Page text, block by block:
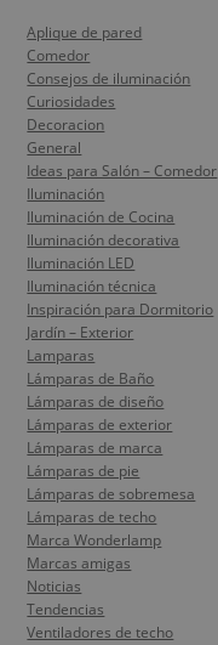
Aplique de pared
Comedor
Consejos de iluminación
Curiosidades
Decoracion
General
Ideas para Salón – Comedor
Iluminación
Iluminación de Cocina
Iluminación decorativa
Iluminación LED
Iluminación técnica
Inspiración para Dormitorio
Jardín – Exterior
Lamparas
Lámparas de Baño
Lámparas de diseño
Lámparas de exterior
Lámparas de marca
Lámparas de pie
Lámparas de sobremesa
Lámparas de techo
Marca Wonderlamp
Marcas amigas
Noticias
Tendencias
Ventiladores de techo